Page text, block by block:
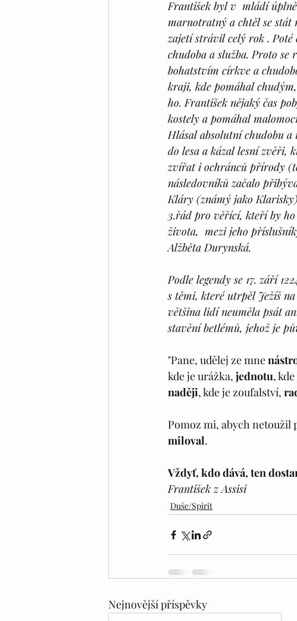
František byl v  mládí
marnotratný a chtěl se stát
zajetí strávil celý rok . Poté
chudoba a služba. Proto
bohatstvím církve a
kraji, kde pomáhal
ho. František nějaký čas
kostely a pomáhal
Hlásal absolutní chudobu
do lesa a kázal lesní zvěři,
zvířat i ochránců přírody
následovníků začalo
Kláry (známý jako
3.řád pro věřící, kteří by ho
života,  mezi jeho
Alžběta Durynská.
Podle legendy se 17. září
s těmi, které utrpěl Ježíš
většina lidí neuměla psát
stavění betlémů, jehož je
"Pane, udělej ze mne
kde je urážka, jednotu,
naději, kde je zoufalství,
Pomoz mi, abych netoužil
miloval.
Vždyť, kdo dává, ten
František z Assisi
Duše/Spirit
Nejnovější příspěvky